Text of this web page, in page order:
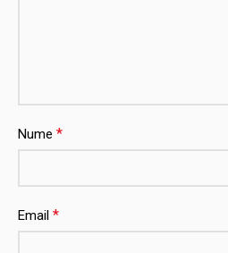
Nume *
Email *